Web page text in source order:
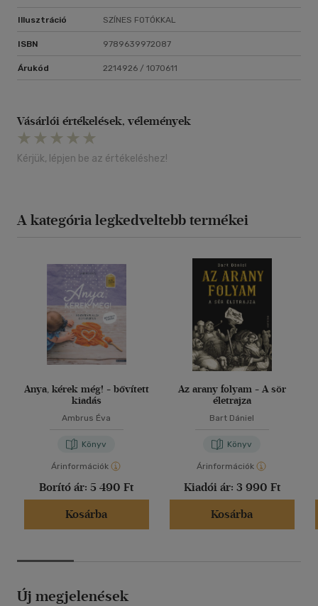
Illusztráció SZÍNES FOTÓKKAL
ISBN 9789639972087
Árukód 2214926 / 1070611
Vásárlói értékelések, vélemények
Kérjük, lépjen be az értékeléshez!
A kategória legkedveltebb termékei
Anya, kérek még! - bővített
kiadás
Ambrus Éva
Könyv
Árinformációk
Borító ár: 5 490 Ft
Kosárba
Az arany folyam - A sör
életrajza
Bart Dániel
Könyv
Árinformációk
Kiadói ár: 3 990 Ft
Kosárba
Új megjelenések